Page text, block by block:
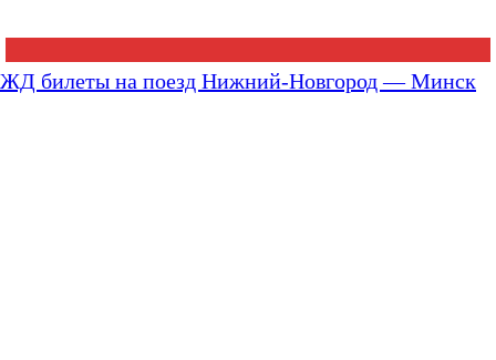
ЖД билеты на поезд Нижний-Новгород — Минск